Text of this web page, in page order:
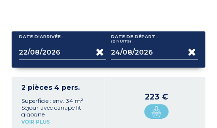
DATE D'ARRIVÉE : DATE DE DÉPART :
(2 NUITS)
2 pièces 4 pers.
Superficie : env. 34 m²
Séjour avec canapé lit
gigogne
Chambre avec lit double
VOIR PLUS
223 €